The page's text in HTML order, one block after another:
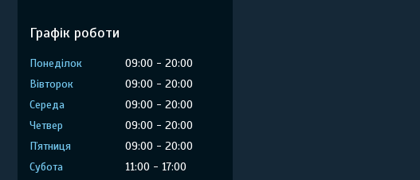
Графік роботи
Понеділок 09:00
20:00
Вівторок
09:00
20:00
Середа
09:00
20:00
Четвер
09:00
20:00
Пʼятниця
09:00
20:00
Субота
11:00
17:00